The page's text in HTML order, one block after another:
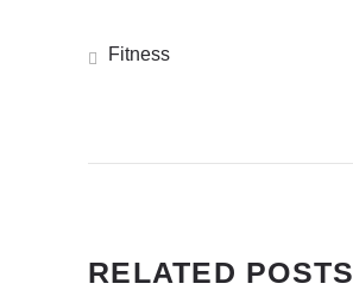
Fitness
RELATED POSTS